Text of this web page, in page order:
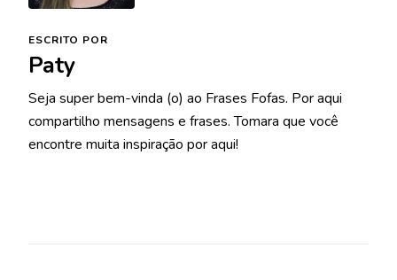
ESCRITO POR
Paty
Seja super bem-vinda (o) ao Frases Fofas. Por aqui
compartilho mensagens e frases. Tomara que você
encontre muita inspiração por aqui!